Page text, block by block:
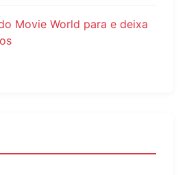
Movie World para e deixa